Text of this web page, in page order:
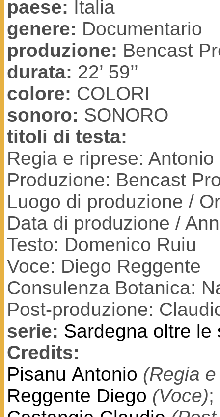
paese: Italia
genere: Documentario
produzione: Bencast
durata: 22’ 59’’
colore: COLORI
sonoro: SONORO
titoli di testa:
Regia e riprese:
Produzione: Bencast
Luogo di produzione /
Data di produzione /
Testo: Domenico Ruiu
Voce: Diego Reggente
Consulenza Botanica:
Post-produzione:
serie: Sardegna oltre le
Credits:
Pisanu Antonio (Regia
Reggente Diego (Voce);